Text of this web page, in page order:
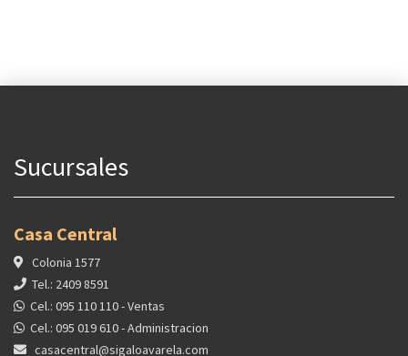
Sucursales
Casa Central
Colonia 1577
Tel.: 2409 8591
Cel.: 095 110 110 - Ventas
Cel.: 095 019 610 - Administracion
casacentral@sigaloavarela.com